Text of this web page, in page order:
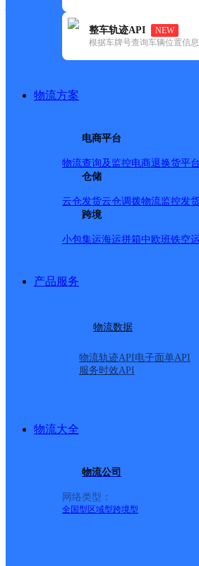
整车轨迹API
NEW
根据车牌号查询车辆位置信息
物流方案
电商平台
物流查询及监控电商退换货平
仓储
云仓发货云仓调拨物流监控发
跨境
小包集运海运拼箱中欧班铁空
产品服务
物流数据
物流轨迹API电子面单API
服务时效API
物流大全
物流公司
网络类型：
全国型 区域型跨境型
网点筛选
政国内(229) 圆通速递(56) 韵达速递
芙蓉区(6)
优速快递,长沙
派送范围:黑
UH开福二
优速快递 更多
派送范围:四方